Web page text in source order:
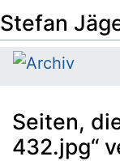
Stefan
Seiten,
432.jpg“